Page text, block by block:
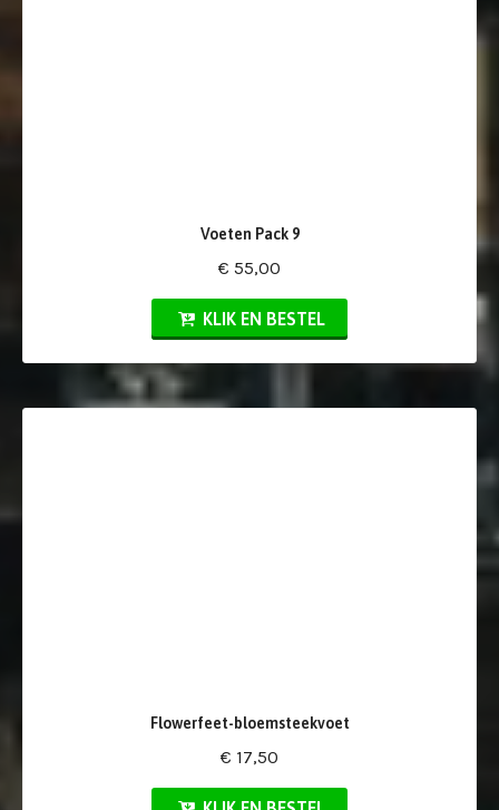
Voeten Pack 9
€ 55,00
KLIK EN BESTEL
Flowerfeet-bloemsteekvoet
€ 17,50